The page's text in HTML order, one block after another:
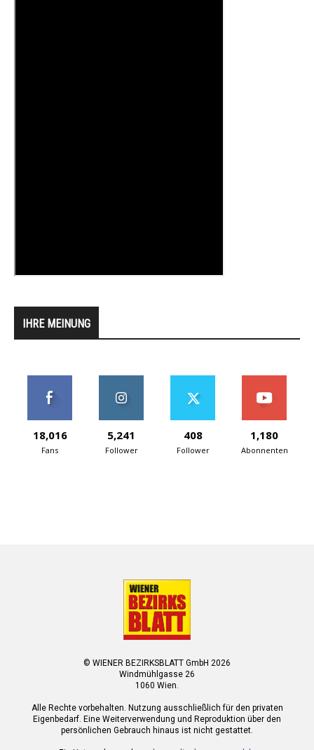
IHRE MEINUNG
18,016
Fans
5,241
Follower
408
Follower
1,180
Abonnenten
© WIENER BEZIRKSBLATT GmbH 2026
Windmühlgasse 26
1060 Wien.
Alle Rechte vorbehalten. Nutzung ausschließlich für den privaten
Eigenbedarf. Eine Weiterverwendung und Reproduktion über den
persönlichen Gebrauch hinaus ist nicht gestattet.